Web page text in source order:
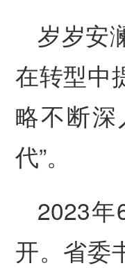
岁岁安
在转型中
略不断
代”。
2023
开。省委